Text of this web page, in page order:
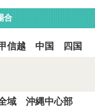
合
信越 中国 四国
域 沖縄中心部